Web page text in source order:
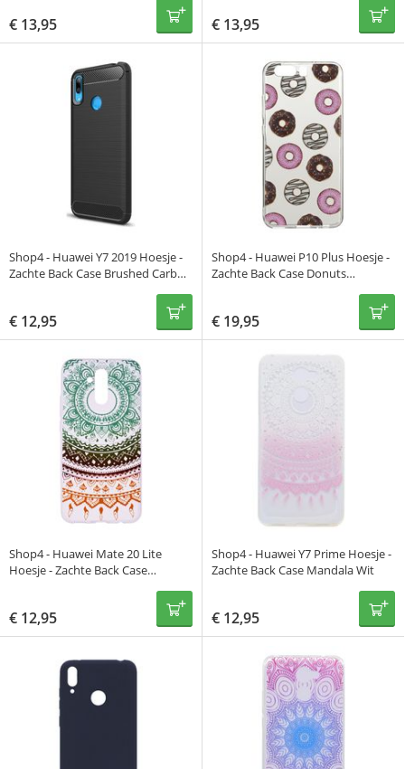
€ 13,95 € 13,95
Shop4 - Huawei Y7 2019 Hoesje -
Zachte Back Case Brushed Carbon
€ 12,95
Shop4 - Huawei P10 Plus Hoesje -
Zachte Back Case Donuts
€ 19,95
Shop4 - Huawei Mate 20 Lite
Hoesje - Zachte Back Case
€ 12,95
Shop4 - Huawei Y7 Prime Hoesje -
Zachte Back Case Mandala Wit
€ 12,95